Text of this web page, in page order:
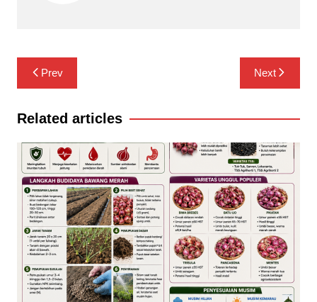
Navigasi
pos
Prev Next
Related articles